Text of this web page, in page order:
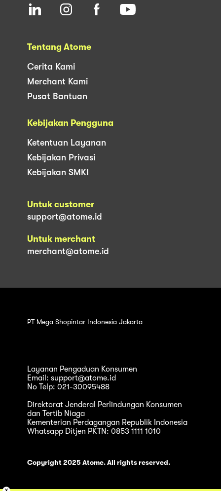
Tentang Atome
Cerita Kami
Merchant Kami
Pusat Bantuan
Kebijakan Pengguna
Ketentuan Layanan
Kebijakan Privasi
Kebijakan SMKI
Untuk customer
support@atome.id
Untuk merchant
merchant@atome.id
PT Mega Shopintar Indonesia Jakarta
Layanan Pengaduan Konsumen
Email: support@atome.id
No Telp: 021-30095488
Direktorat Jenderal Perlindungan Konsumen
dan Tertib Niaga
Kementerian Perdagangan Republik Indonesia
Whatsapp Ditjen PKTN: 0853 1111 1010
Copyright 2025 Atome. All rights reserved.